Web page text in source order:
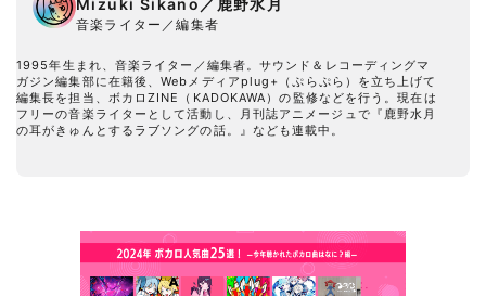
音楽ライター／編集者
1995年生まれ、音楽ライター／編集者。サウンド＆レコーディングマ
ガジン編集部に在籍後、Webメディアplug+（ぷらぷら）を立ち上げて
編集長を担当、ボカロZINE（KADOKAWA）の監修などを行う。現在は
フリーの音楽ライターとして活動し、月刊誌アニメージュで『鹿野水月
の耳がきゅんとするラブソングの話。』なども連載中。